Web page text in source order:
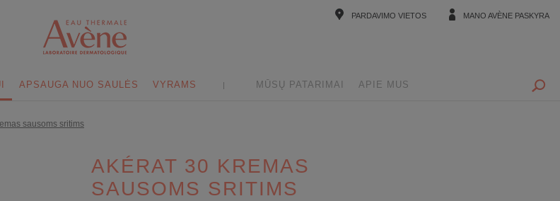
PARDAVIMO VIETOS MANO AVÈNE PASKYRA
APSAUGA NUO SAULĖS VYRAMS MŪSŲ PATARIMAI APIE MUS
sausoms sritims
AKÉRAT 30 KREMAS
SAUSOMS SRITIMS